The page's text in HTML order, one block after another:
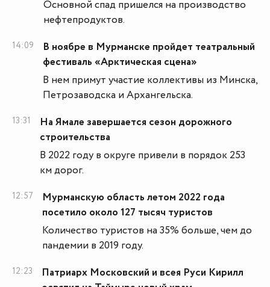
Основной спад пришелся на производство
нефтепродуктов.
14:09
В ноябре в Мурманске пройдет театральный
фестиваль «Арктическая сцена»
В нем примут участие коллективы из Минска,
Петрозаводска и Архангельска.
13:31
На Ямале завершается сезон дорожного
строительства
В 2022 году в округе привели в порядок 253
км дорог.
12:57
Мурманскую область летом 2022 года
посетило около 127 тысяч туристов
Количество туристов на 35% больше, чем до
пандемии в 2019 году.
12:23
Патриарх Московский и всея Руси Кирилл